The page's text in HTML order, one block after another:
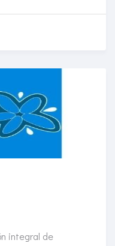
integral de